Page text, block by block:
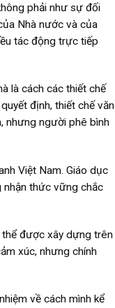
phải như sự đối
Nhà nước và của
tác động trực tiếp
là cách các thiết chế
định, thiết chế văn
nhưng người phê bình
Việt Nam. Giáo dục
nhận thức vững chắc
thể được xây dựng trên
xúc, nhưng chính
về cách mình kể